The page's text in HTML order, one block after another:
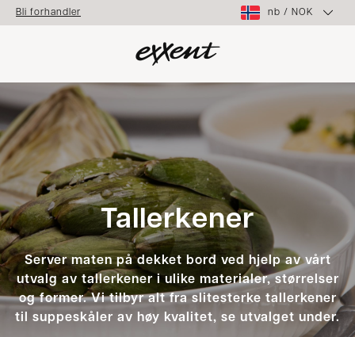
Bli forhandler nb / NOK
Tallerkener
Server maten på dekket bord ved hjelp av vårt
utvalg av tallerkener i ulike materialer, størrelser
og former. Vi tilbyr alt fra slitesterke tallerkener
til suppeskåler av høy kvalitet, se utvalget under.